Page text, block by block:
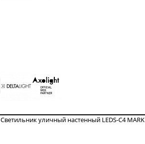
Светильник уличный настенный LEDS-C4 MARK